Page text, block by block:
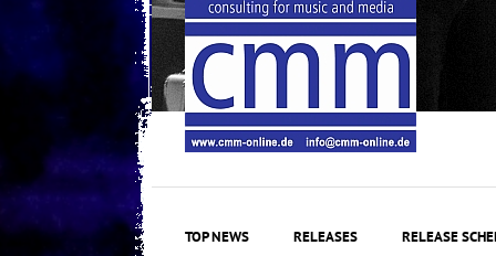
TOP NEWS RELEASES RELEASE